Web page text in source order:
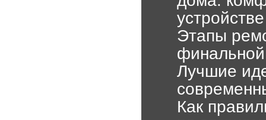
устройстве
Этапы
финальной
Лучшие
Как